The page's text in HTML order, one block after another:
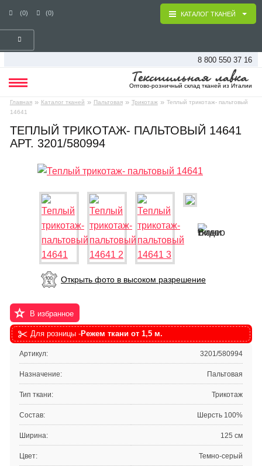
(0) (0)
8 800 550 37 16
Оптово-розничный склад тканей из Италии
Главная » Каталог тканей » Пальтовая » Трикотаж » Теплый трикотаж- пальтовый
14641
КАТАЛОГ ТКАНЕЙ
ТЕПЛЫЙ ТРИКОТАЖ- ПАЛЬТОВЫЙ 14641
АРТ. 3201/580994
Открыть фото в высоком разрешение
В избранное
Для розницы -Режем ткани от 1,5 м.
Артикул: 3201/580994
Назначение: Пальтовая
Тип ткани: Трикотаж
Состав: Шерсть 100%
Ширина: 125 см
Цвет: Темно-серый